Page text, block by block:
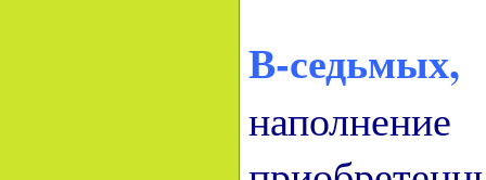
В-седьмых,